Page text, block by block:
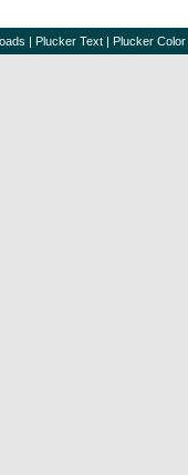
| Plucker Text | Plucker Color